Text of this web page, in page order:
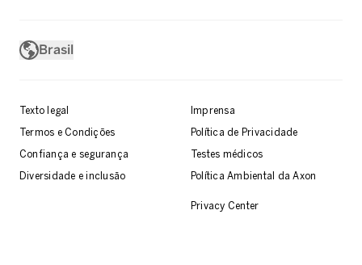
Brasil
Texto legal
Imprensa
Termos e Condições
Política de Privacidade
Confiança e segurança
Testes médicos
Diversidade e inclusão
Política Ambiental da Axon
Privacy Center